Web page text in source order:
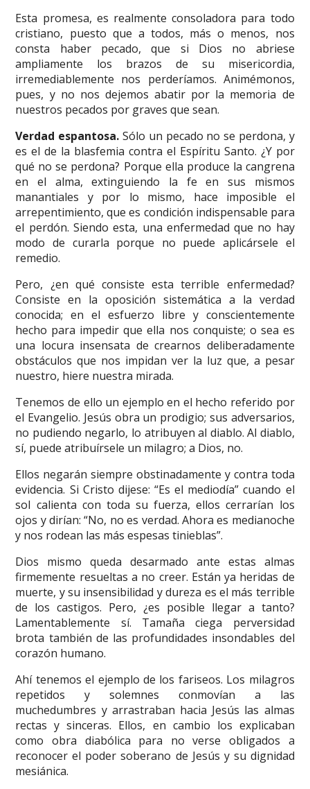
Esta promesa, es realmente consoladora para todo
cristiano, puesto que a todos, más o menos, nos
consta haber pecado, que si Dios no abriese
ampliamente los brazos de su misericordia,
irremediablemente nos perderíamos. Animémonos,
pues, y no nos dejemos abatir por la memoria de
nuestros pecados por graves que sean.
Verdad espantosa. Sólo un pecado no se perdona, y
es el de la blasfemia contra el Espíritu Santo. ¿Y por
qué no se perdona? Porque ella produce la cangrena
en el alma, extinguiendo la fe en sus mismos
manantiales y por lo mismo, hace imposible el
arrepentimiento, que es condición indispensable para
el perdón. Siendo esta, una enfermedad que no hay
modo de curarla porque no puede aplicársele el
remedio.
Pero, ¿en qué consiste esta terrible enfermedad?
Consiste en la oposición sistemática a la verdad
conocida; en el esfuerzo libre y conscientemente
hecho para impedir que ella nos conquiste; o sea es
una locura insensata de crearnos deliberadamente
obstáculos que nos impidan ver la luz que, a pesar
nuestro, hiere nuestra mirada.
Tenemos de ello un ejemplo en el hecho referido por
el Evangelio. Jesús obra un prodigio; sus adversarios,
no pudiendo negarlo, lo atribuyen al diablo. Al diablo,
sí, puede atribuírsele un milagro; a Dios, no.
Ellos negarán siempre obstinadamente y contra toda
evidencia. Si Cristo dijese: “Es el mediodía” cuando el
sol calienta con toda su fuerza, ellos cerrarían los
ojos y dirían: “No, no es verdad. Ahora es medianoche
y nos rodean las más espesas tinieblas”.
Dios mismo queda desarmado ante estas almas
firmemente resueltas a no creer. Están ya heridas de
muerte, y su insensibilidad y dureza es el más terrible
de los castigos. Pero, ¿es posible llegar a tanto?
Lamentablemente sí. Tamaña ciega perversidad
brota también de las profundidades insondables del
corazón humano.
Ahí tenemos el ejemplo de los fariseos. Los milagros
repetidos y solemnes conmovían a las
muchedumbres y arrastraban hacia Jesús las almas
rectas y sinceras. Ellos, en cambio los explicaban
como obra diabólica para no verse obligados a
reconocer el poder soberano de Jesús y su dignidad
mesiánica.